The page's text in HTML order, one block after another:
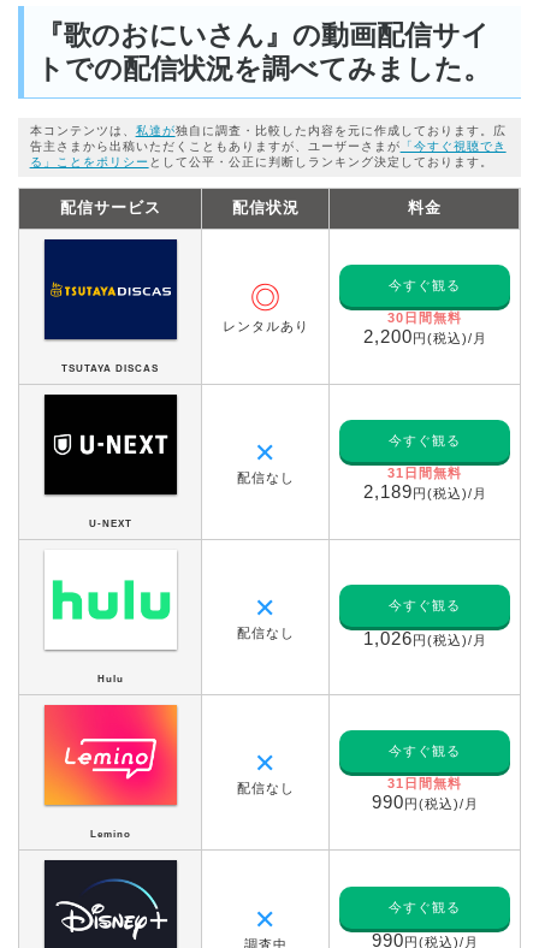
『歌のおにいさん』の動画配信サイ
トでの配信状況を調べてみました。
本コンテンツは、 私達が独自に調査・比較した内容を元に作成しております。広
告主さまから出稿いただくこともありますが、ユーザーさまが 「今すぐ視聴でき
る」ことをポリシー として公平・公正に判断しランキング決定しております。
配信サービス 配信状況 料金
TSUTAYA DISCAS
◎
レンタルあり
今すぐ観る
30日間無料
2,200 円(税込)/月
U-NEXT
✕
配信なし
今すぐ観る
31日間無料
2,189 円(税込)/月
Hulu
✕
配信なし
今すぐ観る
1,026 円(税込)/月
Lemino
✕
配信なし
今すぐ観る
31日間無料
990 円(税込)/月
✕
調査中
今すぐ観る
990 円(税込)/月